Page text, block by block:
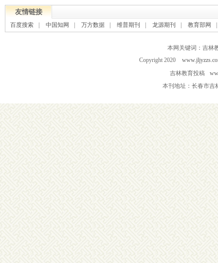
友情链接
百度搜索 中国知网 万方数据 维普期刊 龙源期刊 教育部网
本网关键词：吉林
Copyright 2020
吉林教育投稿
本刊地址：长春市吉